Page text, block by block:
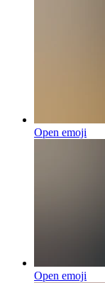
Open emoji
Open emoji